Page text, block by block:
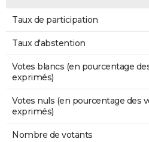
Taux de participation
Taux d'abstention
Votes blancs (en pourcentage
exprimés)
Votes nuls (en pourcentage des
exprimés)
Nombre de votants